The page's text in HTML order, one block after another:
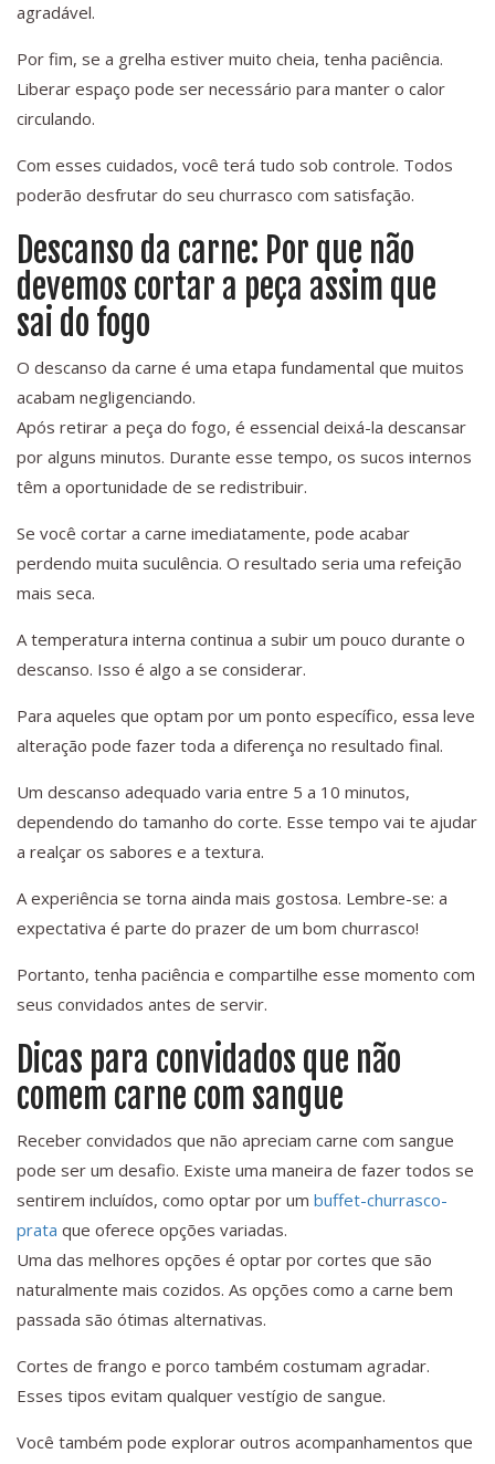
agradável.
Por fim, se a grelha estiver muito cheia, tenha paciência.
Liberar espaço pode ser necessário para manter o calor
circulando.
Com esses cuidados, você terá tudo sob controle. Todos
poderão desfrutar do seu churrasco com satisfação.
Descanso da carne: Por que não
devemos cortar a peça assim que
sai do fogo
O descanso da carne é uma etapa fundamental que muitos
acabam negligenciando.
Após retirar a peça do fogo, é essencial deixá-la descansar
por alguns minutos. Durante esse tempo, os sucos internos
têm a oportunidade de se redistribuir.
Se você cortar a carne imediatamente, pode acabar
perdendo muita suculência. O resultado seria uma refeição
mais seca.
A temperatura interna continua a subir um pouco durante o
descanso. Isso é algo a se considerar.
Para aqueles que optam por um ponto específico, essa leve
alteração pode fazer toda a diferença no resultado final.
Um descanso adequado varia entre 5 a 10 minutos,
dependendo do tamanho do corte. Esse tempo vai te ajudar
a realçar os sabores e a textura.
A experiência se torna ainda mais gostosa. Lembre-se: a
expectativa é parte do prazer de um bom churrasco!
Portanto, tenha paciência e compartilhe esse momento com
seus convidados antes de servir.
Dicas para convidados que não
comem carne com sangue
Receber convidados que não apreciam carne com sangue
pode ser um desafio. Existe uma maneira de fazer todos se
sentirem incluídos, como optar por um buffet-churrasco-
prata que oferece opções variadas.
Uma das melhores opções é optar por cortes que são
naturalmente mais cozidos. As opções como a carne bem
passada são ótimas alternativas.
Cortes de frango e porco também costumam agradar.
Esses tipos evitam qualquer vestígio de sangue.
Você também pode explorar outros acompanhamentos que